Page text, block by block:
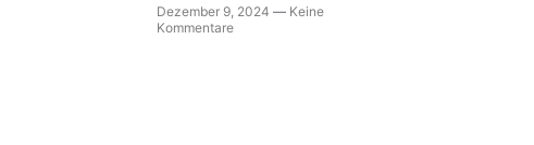
Dezember 9, 2024
Keine
Kommentare